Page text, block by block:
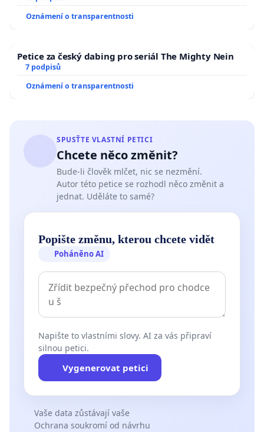
Oznámení o transparentnosti
Petice za český dabing pro seriál The Mighty Nein
7 podpisů
Oznámení o transparentnosti
SPUSŤTE VLASTNÍ PETICI
Chcete něco změnit?
Bude-li člověk mlčet, nic se nezmění.
Autor této petice se rozhodl něco změnit a
jednat. Uděláte to samé?
Popište změnu, kterou chcete vidět
Poháněno AI
Napište to vlastními slovy. AI za vás připraví
silnou petici.
Vygenerovat petici
Vaše data zůstávají vaše
Ochrana soukromí od návrhu